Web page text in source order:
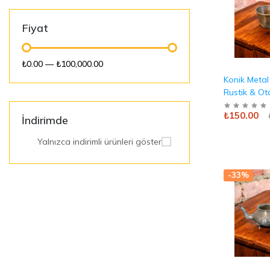
Fiyat
₺0.00 —₺100,000.00
İndirimde
Yalnızca indirimli ürünleri göster
Konik
Rustik &
Sunum
₺150.00
-33%